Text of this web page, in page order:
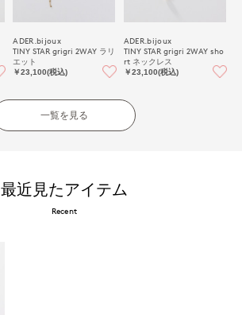
ADER.bijoux
TINY STAR grigri 2WAY ラリ
エット
￥23,100(税込)
ADER.bijoux
TINY STAR grigri 2WAY sho
rt ネックレス
￥23,100(税込)
一覧を見る
最近見たアイテム
Recent